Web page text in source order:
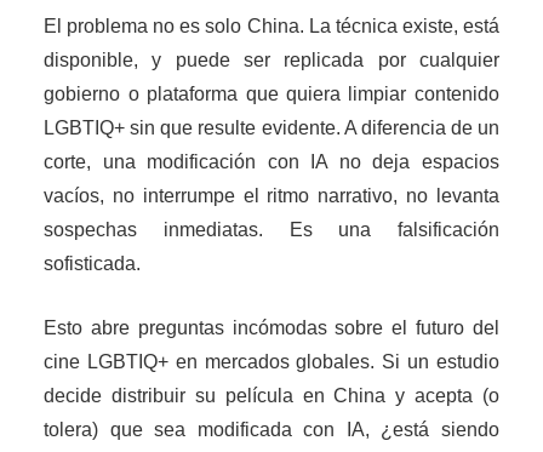
El problema no es solo China. La técnica existe, está
disponible, y puede ser replicada por cualquier
gobierno o plataforma que quiera limpiar contenido
LGBTIQ+ sin que resulte evidente. A diferencia de un
corte, una modificación con IA no deja espacios
vacíos, no interrumpe el ritmo narrativo, no levanta
sospechas inmediatas. Es una falsificación
sofisticada.
Esto abre preguntas incómodas sobre el futuro del
cine LGBTIQ+ en mercados globales. Si un estudio
decide distribuir su película en China y acepta (o
tolera) que sea modificada con IA, ¿está siendo